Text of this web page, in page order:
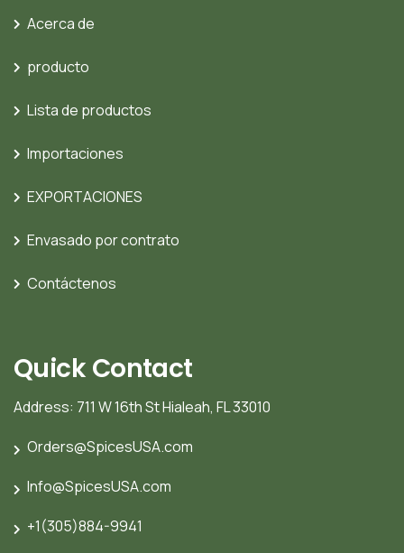
Acerca de
producto
Lista de productos
Importaciones
EXPORTACIONES
Envasado por contrato
Contáctenos
Quick Contact
Address: 711 W 16th St Hialeah, FL 33010
Orders@SpicesUSA.com
Info@SpicesUSA.com
+1(305)884-9941